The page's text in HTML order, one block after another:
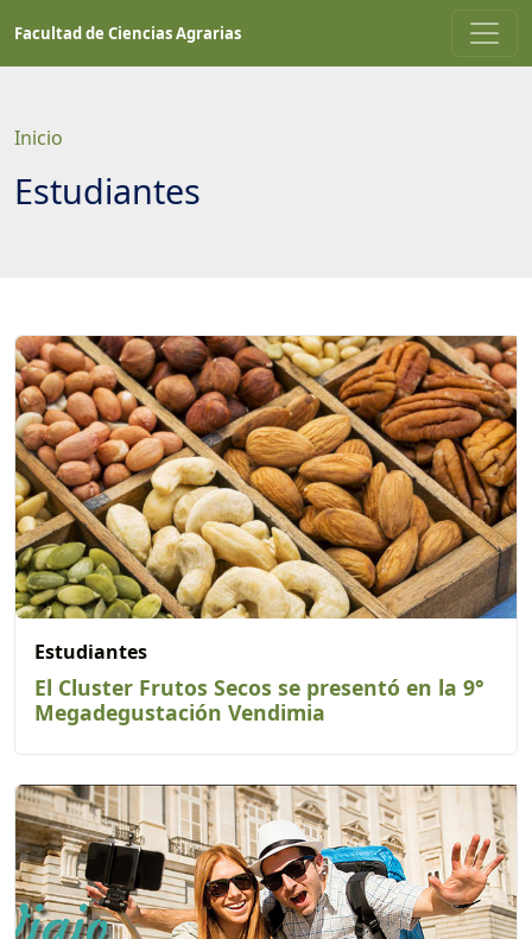
contenido
Facultad de Ciencias Agrarias
Inicio
Estudiantes
Estudiantes
El Cluster Frutos Secos se presentó en la 9°
Megadegustación Vendimia